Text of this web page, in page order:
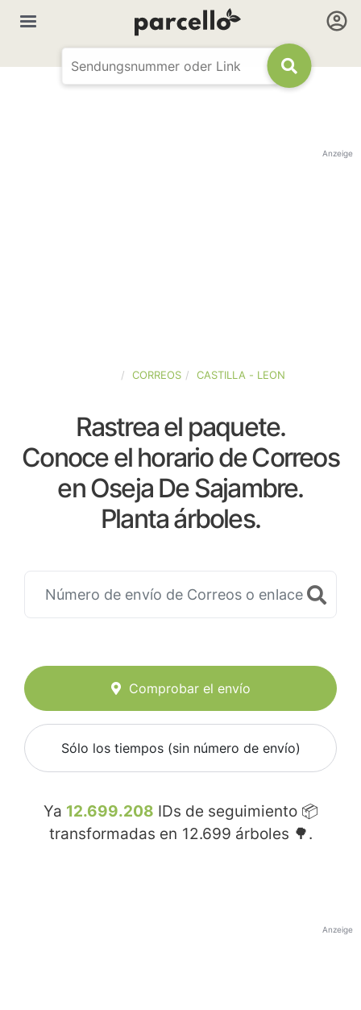
Anzeige
CORREOS CASTILLA - LEON
Rastrea el paquete.
Conoce el horario de Correos
en Oseja De Sajambre.
Planta árboles.
Comprobar el envío
Sólo los tiempos (sin número de envío)
Ya 12.699.208 IDs de seguimiento 📦
transformadas en 12.699 árboles 🌳.
Anzeige